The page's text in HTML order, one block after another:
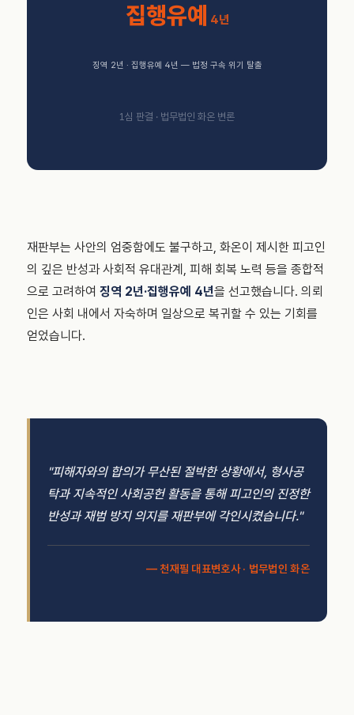
집행유예 4년
징역 2년 · 집행유예 4년 — 법정 구속 위기 탈출
1심 판결 · 법무법인 화온 변론
재판부는 사안의 엄중함에도 불구하고, 화온이 제시한 피고인
의 깊은 반성과 사회적 유대관계, 피해 회복 노력 등을 종합적
으로 고려하여 징역 2년·집행유예 4년을 선고했습니다. 의뢰
인은 사회 내에서 자숙하며 일상으로 복귀할 수 있는 기회를
얻었습니다.
"피해자와의 합의가 무산된 절박한 상황에서, 형사공
탁과 지속적인 사회공헌 활동을 통해 피고인의 진정한
반성과 재범 방지 의지를 재판부에 각인시켰습니다."
— 천재필 대표변호사 · 법무법인 화온